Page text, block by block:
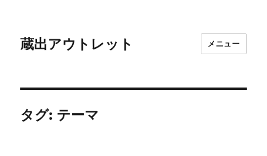
蔵出アウトレット メニュー
タグ: テーマ